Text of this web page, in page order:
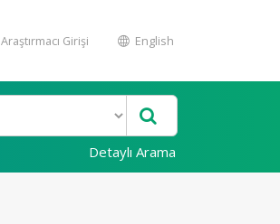
Araştırmacı Girişi English
Detaylı Arama